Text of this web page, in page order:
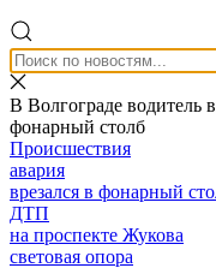
В Волгограде водитель
фонарный столб
Происшествия
авария
врезался в фонарный
ДТП
на проспекте Жукова
световая опора